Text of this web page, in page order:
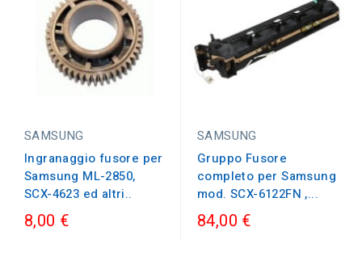
SAMSUNG
Ingranaggio fusore per
Samsung ML-2850,
SCX-4623 ed altri..
8,00 €
SAMSUNG
Gruppo Fusore
completo per Samsung
mod. SCX-6122FN ,...
84,00 €